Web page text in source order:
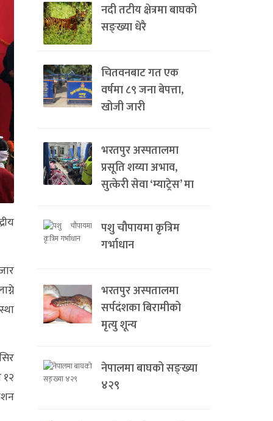
नदी तटीय क्षेत्रमा बाघको
सङ्ख्या धेरै
चितवनबाट गत एक
वर्षमा ८९ जना बेपत्ता,
खोजी जारी
भरतपुर अस्पतालमा
प्रसूति शय्या अभाव,
सुत्केरी सेवा ‘म्याट्रेस’ मा
पशु चौपायमा कृत्रिम
गर्भाधान
भरतपुर अस्पतालमा
सर्पदंशका बिरामीको
मृत्यु शून्य
नेपालमा बाघको सङ्ख्या
४२९